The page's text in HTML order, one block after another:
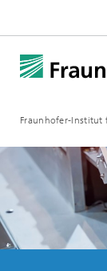
Fraunhofer-Institut